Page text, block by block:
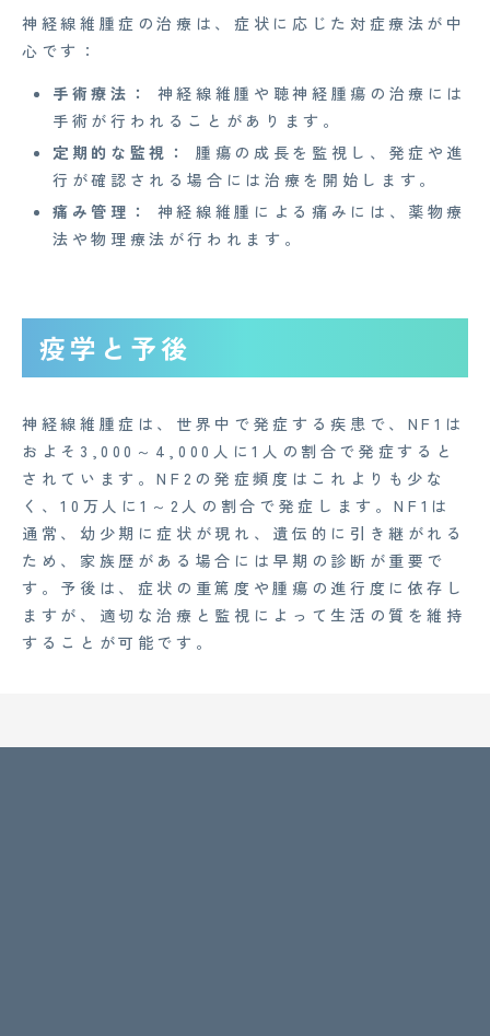
神経線維腫症の治療は、症状に応じた対症療法が中
心です：
手術療法：
神経線維腫や聴神経腫瘍の治療には
手術が行われることがあります。
定期的な監視：
腫瘍の成長を監視し、発症や進
行が確認される場合には治療を開始します。
痛み管理：
神経線維腫による痛みには、薬物療
法や物理療法が行われます。
疫学と予後
神経線維腫症は、世界中で発症する疾患で、NF1は
およそ3,000～4,000人に1人の割合で発症すると
されています。NF2の発症頻度はこれよりも少な
く、10万人に1～2人の割合で発症します。NF1は
通常、幼少期に症状が現れ、遺伝的に引き継がれる
ため、家族歴がある場合には早期の診断が重要で
す。予後は、症状の重篤度や腫瘍の進行度に依存し
ますが、適切な治療と監視によって生活の質を維持
することが可能です。
Copyright© 2023 Medi Face, Ltd. All Right Reserved.